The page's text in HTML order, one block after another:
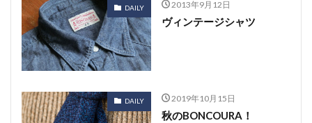
DAILY 2013年9月12日
ヴィンテージシャツ
DAILY 2019年10月15日
秋のBONCOURA！